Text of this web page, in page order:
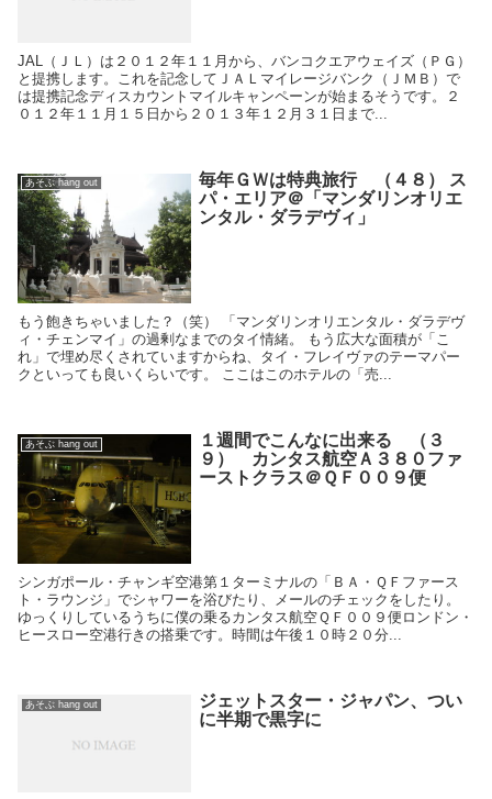
JAL（ＪＬ）は２０１２年１１月から、バンコクエアウェイズ（ＰＧ）
と提携します。これを記念してＪＡＬマイレージバンク（ＪＭＢ）で
は提携記念ディスカウントマイルキャンペーンが始まるそうです。２
０１２年１１月１５日から２０１３年１２月３１日まで...
あそぶ hang out
毎年ＧＷは特典旅行 （４８） ス
パ・エリア＠「マンダリンオリエ
ンタル・ダラデヴィ」
もう飽きちゃいました？（笑） 「マンダリンオリエンタル・ダラデヴ
ィ・チェンマイ」の過剰なまでのタイ情緒。 もう広大な面積が「こ
れ」で埋め尽くされていますからね、タイ・フレイヴァのテーマパー
クといっても良いくらいです。 ここはこのホテルの「売...
あそぶ hang out
１週間でこんなに出来る （３
９） カンタス航空Ａ３８０ファ
ーストクラス＠ＱＦ００９便
シンガポール・チャンギ空港第１ターミナルの「ＢＡ・ＱＦファース
ト・ラウンジ」でシャワーを浴びたり、メールのチェックをしたり。
ゆっくりしているうちに僕の乗るカンタス航空ＱＦ００９便ロンドン・
ヒースロー空港行きの搭乗です。時間は午後１０時２０分...
あそぶ hang out
ジェットスター・ジャパン、つい
に半期で黒字に